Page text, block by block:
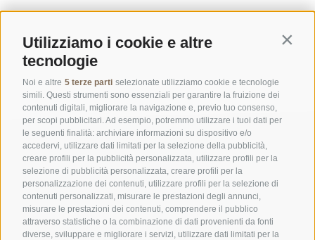
Utilizziamo i cookie e altre
tecnologie
Noi e altre 5 terze parti selezionate utilizziamo cookie e tecnologie
simili. Questi strumenti sono essenziali per garantire la fruizione dei
contenuti digitali, migliorare la navigazione e, previo tuo consenso,
per scopi pubblicitari. Ad esempio, potremmo utilizzare i tuoi dati per
le seguenti finalità: archiviare informazioni su dispositivo e/o
accedervi, utilizzare dati limitati per la selezione della pubblicità,
creare profili per la pubblicità personalizzata, utilizzare profili per la
selezione di pubblicità personalizzata, creare profili per la
personalizzazione dei contenuti, utilizzare profili per la selezione di
contenuti personalizzati, misurare le prestazioni degli annunci,
misurare le prestazioni dei contenuti, comprendere il pubblico
attraverso statistiche o la combinazione di dati provenienti da fonti
diverse, sviluppare e migliorare i servizi, utilizzare dati limitati per la
UFFICIO PER IL PARCO NAZIONALE DELLO STELVIO